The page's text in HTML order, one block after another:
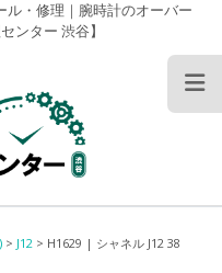
ル・修理｜腕時計のオーバー
ンター 渋谷】
> J12 > H1629 | シャネル J12 38